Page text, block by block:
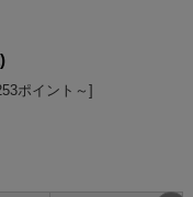
ポイント～]